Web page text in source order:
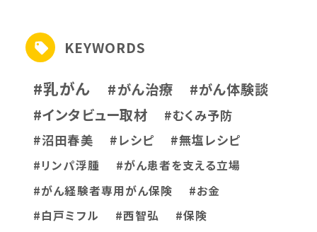
KEYWORDS
#乳がん #がん治療
#がん体験談
#インタビュー取材
#むくみ予防
#沼田春美
#レシピ #無塩レシピ
#リンパ浮腫
#がん患者を支える立場
#がん経験者専用がん保険
#お金
#白戸ミフル
#西智弘 #保険